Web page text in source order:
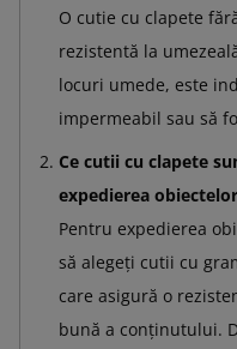
O cutie cu clapete
rezistentă la
locuri umede, este
impermeabil sau să
Ce cutii cu clapete
expedierea
Pentru expedierea
să alegeți cutii cu
care asigură o
bună a conținutului.